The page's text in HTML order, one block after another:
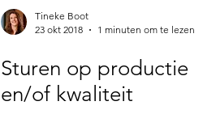
Tineke Boot
23 okt 2018
1 minuten om te lezen
Sturen op productie
en/of kwaliteit